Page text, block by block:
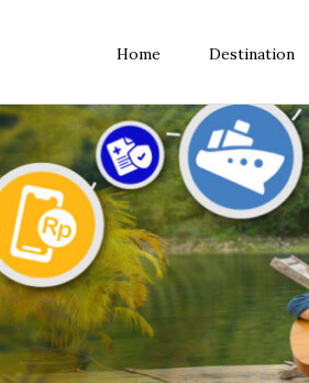
Home Destination